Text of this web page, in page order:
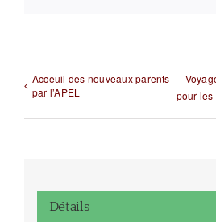
Acceuil des nouveaux parents
par l’APEL
pour les
Détails